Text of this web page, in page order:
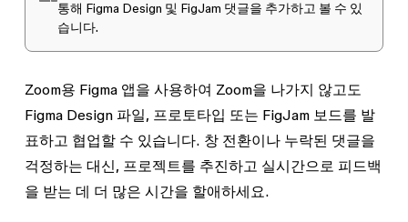
통해 Figma Design 및 FigJam 댓글을 추가하고 볼 수 있
습니다.
Zoom용 Figma 앱을 사용하여 Zoom을 나가지 않고도
Figma Design 파일, 프로토타입 또는 FigJam 보드를 발
표하고 협업할 수 있습니다. 창 전환이나 누락된 댓글을
걱정하는 대신, 프로젝트를 추진하고 실시간으로 피드백
을 받는 데 더 많은 시간을 할애하세요.